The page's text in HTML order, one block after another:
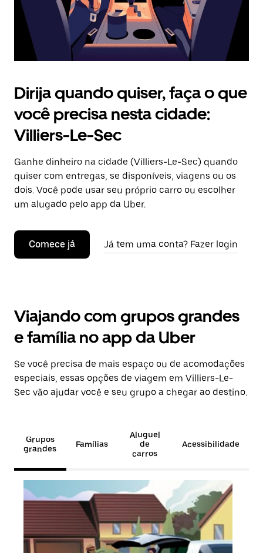
Dirija quando quiser, faça o que
você precisa nesta cidade:
Villiers-Le-Sec
Ganhe dinheiro na cidade (Villiers-Le-Sec) quando
quiser com entregas, se disponíveis, viagens ou os
dois. Você pode usar seu próprio carro ou escolher
um alugado pelo app da Uber.
Comece já Já tem uma conta? Fazer login
Viajando com grupos grandes
e família no app da Uber
Se você precisa de mais espaço ou de acomodações
especiais, essas opções de viagem em Villiers-Le-
Sec vão ajudar você e seu grupo a chegar ao destino.
Grupos
grandes
Famílias
Aluguel
de
carros
Acessibilidade